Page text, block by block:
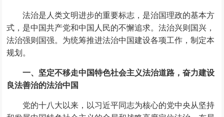
法治是人类文明进步的重要标志，是治国理政的基本方
式，是中国共产党和中国人民的不懈追求。法治兴则国兴，
法治强则国强。为统筹推进法治中国建设各项工作，制定本
规划。
一、坚定不移走中国特色社会主义法治道路，奋力建设
良法善治的法治中国
党的十八大以来，以习近平同志为核心的党中央从坚持